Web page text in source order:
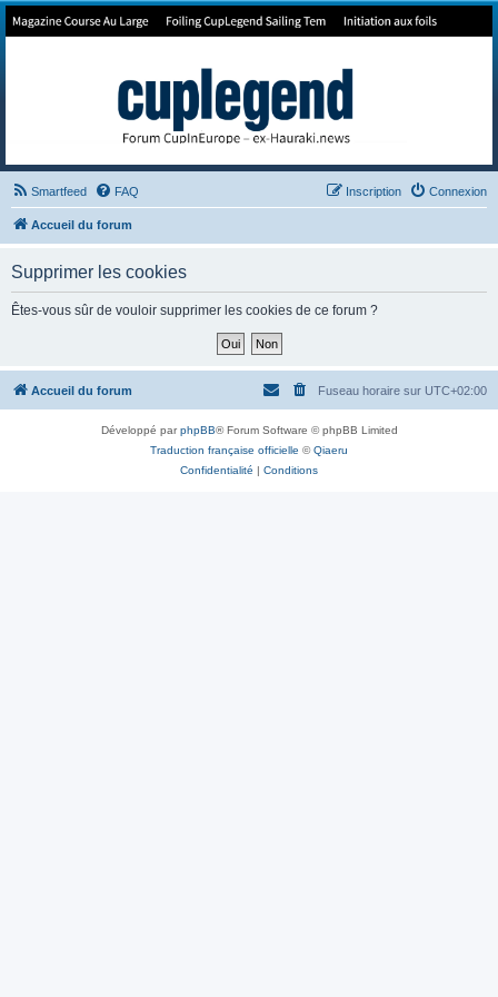
Forum de Cup In Europe
Smartfeed FAQ Connexion
Inscription
Accueil du forum
Supprimer les cookies
Êtes-vous sûr de vouloir supprimer les cookies de ce forum ?
Accueil du forum Fuseau horaire sur UTC+02:00
Développé parphpBB® Forum Software © phpBB Limited
Traduction française officielle ©Qiaeru
Confidentialité
Conditions